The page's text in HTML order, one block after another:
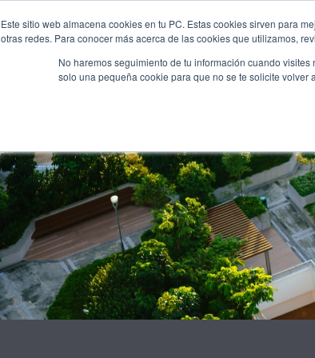
Este sitio web almacena cookies en tu PC. Estas cookies sirven para
otras redes. Para conocer más acerca de las cookies que utilizamos,
No haremos seguimiento de tu información cuando
solo una pequeña cookie para que no se te solicite volver
Guatemala
raíces, no con